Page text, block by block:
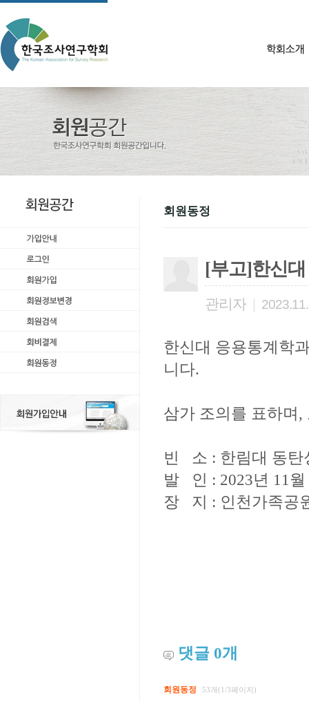
회원동정
[부고]한신
관리자
한신대 응용통계학
니다.
삼가 조의를 표하며
빈 소 : 한림대 동탄
발 인 : 2023년 11월
장 지 : 인천가족공
댓글 0개
회원동정 53개(1/3페이지)